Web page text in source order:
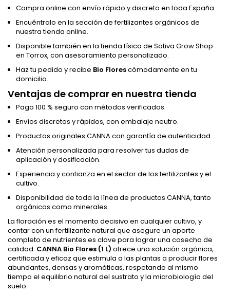
Compra online con envío rápido y discreto en toda España.
Encuéntralo en la sección de fertilizantes orgánicos de
nuestra tienda online.
Disponible también en la tienda física de Sativa Grow Shop
en Torrox, con asesoramiento personalizado.
Haz tu pedido y recibe Bio Florescómodamente en tu
domicilio.
Ventajas de comprar en nuestra tienda
Pago 100 % seguro con métodos verificados.
Envíos discretos y rápidos, con embalaje neutro.
Productos originales CANNA con garantía de autenticidad.
Atención personalizada para resolver tus dudas de
aplicación y dosificación.
Experiencia y confianza en el sector de los fertilizantes y el
cultivo.
Disponibilidad de toda la línea de productos CANNA, tanto
orgánicos como minerales.
La floración es el momento decisivo en cualquier cultivo, y
contar con un fertilizante natural que asegure un aporte
completo de nutrientes es clave para lograr una cosecha de
calidad. CANNA Bio Flores (1 L) ofrece una solución orgánica,
certificada y eficaz que estimula a las plantas a producir flores
abundantes, densas y aromáticas, respetando al mismo
tiempo el equilibrio natural del sustrato y la microbiología del
suelo.